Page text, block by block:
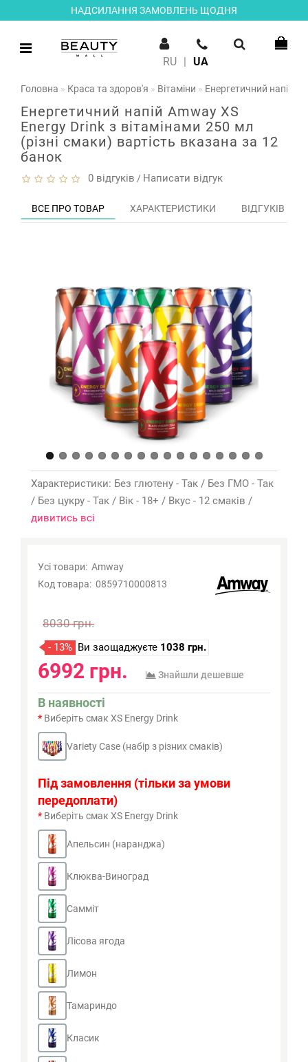
НАДСИЛАННЯ ЗАМОВЛЕНЬ ЩОДНЯ
RU | UA
Головна Краса та здоров'я Вітаміни Енергетичний напій
Енергетичний напій Amway XS
Energy Drink з вітамінами 250 мл
(різні смаки) вартість вказана за 12
банок
0 відгуків / Написати відгук
ВСЕ ПРО ТОВАР ХАРАКТЕРИСТИКИ ВІДГУКІВ (0)
Характеристики: Без глютену - Так / Без ГМО - Так
/ Без цукру - Так / Вік - 18+ / Вкус - 12 смаків /
дивитись всі
Усі товари: Amway
Код товара: 0859710000813
8030 грн.
- 13% Ви заощаджуєте 1038 грн.
6992 грн. Знайшли дешевше
В наявності
Виберіть смак XS Energy Drink
Variety Case (набір з різних смаків)
Під замовлення (тільки за умови
передоплати)
Виберіть смак XS Energy Drink
Апельсин (наранджа)
Клюква-Виноград
Самміт
Лісова ягода
Лимон
Тамариндо
Класик